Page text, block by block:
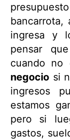
ingresa y
pensar
cuando no
negociosi
ingresos
estamos
pero si
gastos,